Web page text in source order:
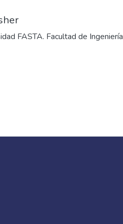
FASTA. Facultad de Ingeniería